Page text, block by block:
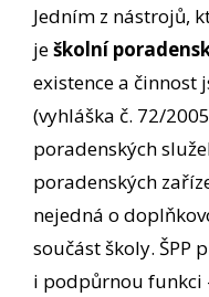
Jedním z nástrojů,
ješkolní
existence a činnost
(vyhláška č. 72/
poradenských
poradenských
nejedná o
součást školy. ŠPP
i podpůrnou funkci